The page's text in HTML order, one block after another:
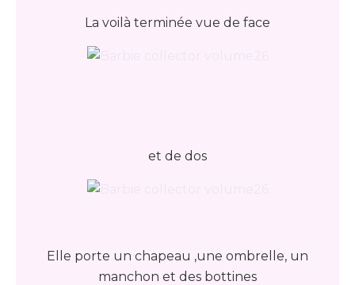
La voilà terminée vue de face
et de dos
Elle porte un chapeau ,une ombrelle, un
manchon et des bottines